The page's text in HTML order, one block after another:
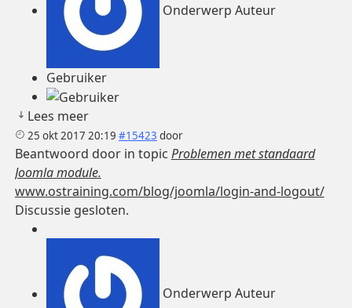
Onderwerp Auteur
Gebruiker
Lees meer
25 okt 2017 20:19 #15423 door
Beantwoord door in topic Problemen met standaard
Joomla module.
www.ostraining.com/blog/joomla/login-and-logout/
Discussie gesloten.
Onderwerp Auteur